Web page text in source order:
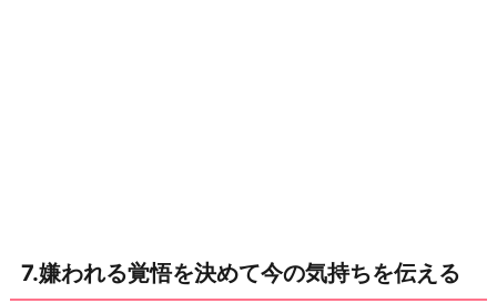
7.嫌われる覚悟を決めて今の気持ちを伝える